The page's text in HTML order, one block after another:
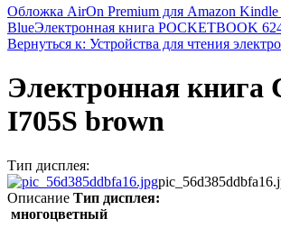
Обложка AirOn Premium для Amazon Kindle
BlueЭлектронная книга POCKETBOOK
Вернуться к: Устройства для чтения
Электронная книга
I705S brown
Тип дисплея:
Описание Тип дисплея:
многоцветный